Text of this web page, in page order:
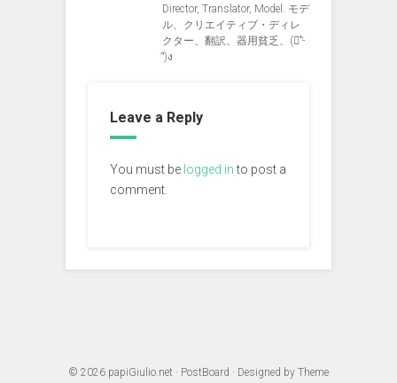
Director, Translator, Model. モデ
ル、クリエイティブ・ディレ
クター、翻訳、器用貧乏、(ง︡'-
'︠)ง
Leave a Reply
You must be logged into post a
comment.
© 2026 papiGiulio.net · PostBoard · Designed by Theme